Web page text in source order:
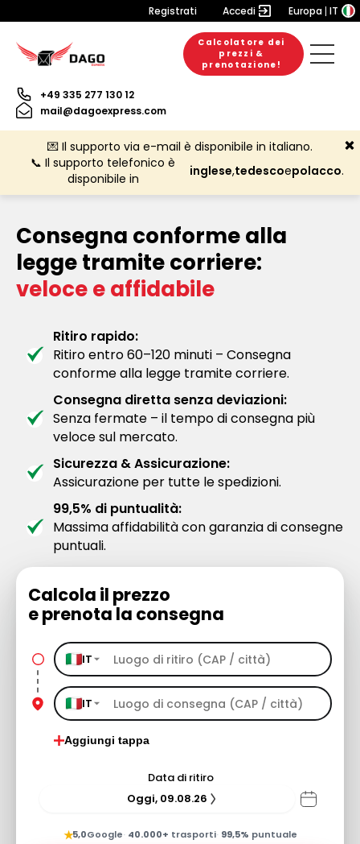
Registrati Accedi Europa IT
Calcolatore dei
prezzi &
prenotazione!
+49 335 277 130 12
mail@dagoexpress.com
💌 Il supporto via e-mail è disponibile in italiano.
📞 Il supporto telefonico è
disponibile in
inglese,tedescoepolacco.
Consegna conforme alla
legge tramite corriere:
veloce e affidabile
Ritiro rapido:
Ritiro entro 60–120 minuti – Consegna
conforme alla legge tramite corriere.
Consegna diretta senza deviazioni:
Senza fermate – il tempo di consegna più
veloce sul mercato.
Sicurezza & Assicurazione:
Assicurazione per tutte le spedizioni.
99,5% di puntualità:
Massima affidabilità con garanzia di consegne
puntuali.
Calcola il prezzo
e prenota la consegna
IT
IT
Aggiungi tappa
Data di ritiro
Oggi, 09.08.26
★5,0Google· 40.000+ trasporti· 99,5% puntuale